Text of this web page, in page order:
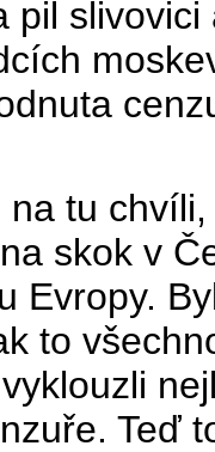
pil
tu
skok v
Evropy.
to
Teď